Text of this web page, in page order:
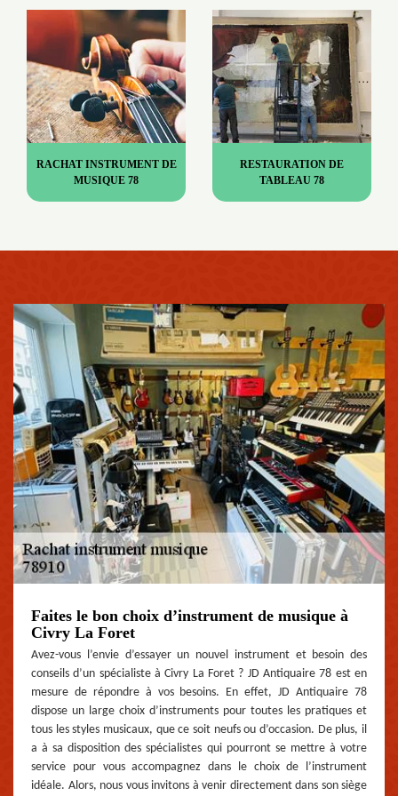
RACHAT INSTRUMENT DE
MUSIQUE 78
RESTAURATION DE
TABLEAU 78
Faites le bon choix d’instrument de musique à
Civry La Foret
Avez-vous l’envie d’essayer un nouvel instrument et besoin des
conseils d’un spécialiste à Civry La Foret ? JD Antiquaire 78 est en
mesure de répondre à vos besoins. En effet, JD Antiquaire 78
dispose un large choix d’instruments pour toutes les pratiques et
tous les styles musicaux, que ce soit neufs ou d’occasion. De plus, il
a à sa disposition des spécialistes qui pourront se mettre à votre
service pour vous accompagnez dans le choix de l’instrument
idéale. Alors, nous vous invitons à venir directement dans son siège